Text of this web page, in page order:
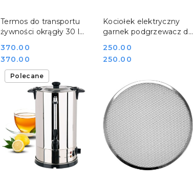
Termos do transportu
żywności okrągły 30 l
09226
Cena:
370.00
Cena:
370.00
DO KOSZYKA
Kociołek elektryczny
garnek podgrzewacz do
YG-04250
Cena:
250.00
Cena:
250.00
DO KOSZYKA
Polecane